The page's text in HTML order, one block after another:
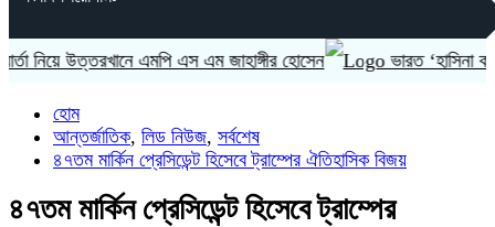
উত্তরখানে এমপি এস এম জাহাঙ্গীর হোসেন ভারত ‘হাসিনা কার্ড’
হোম
আন্তর্জাতিক, লিড নিউজ, সর্বশেষ
৪৭তম মার্কিন প্রেসিডেন্ট হিসেবে ট্রাম্পের ঐতিহাসিক বিজয়
৪৭তম মার্কিন প্রেসিডেন্ট হিসেবে ট্রাম্পের